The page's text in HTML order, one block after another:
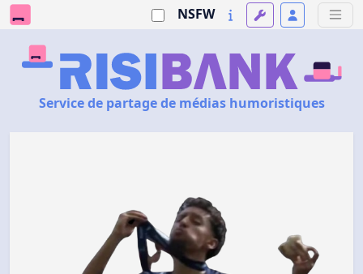
NSFW
Service de partage de médias humoristiques